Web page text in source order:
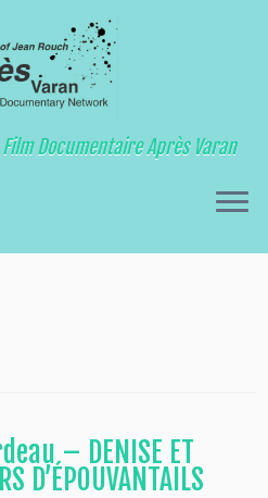
Documentaire Après Varan
– DENISE ET
D’ÉPOUVANTAILS